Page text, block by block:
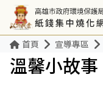
首頁 宣導專區
溫馨小故事